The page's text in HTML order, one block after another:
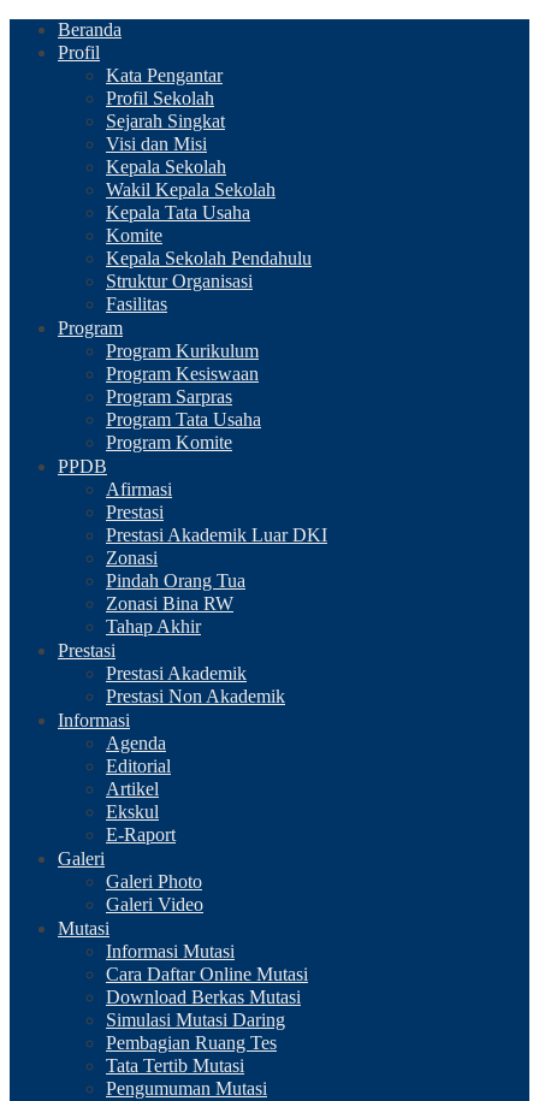
Beranda
Profil
Kata Pengantar
Profil Sekolah
Sejarah Singkat
Visi dan Misi
Kepala Sekolah
Wakil Kepala Sekolah
Kepala Tata Usaha
Komite
Kepala Sekolah Pendahulu
Struktur Organisasi
Fasilitas
Program
Program Kurikulum
Program Kesiswaan
Program Sarpras
Program Tata Usaha
Program Komite
PPDB
Afirmasi
Prestasi
Prestasi Akademik Luar DKI
Zonasi
Pindah Orang Tua
Zonasi Bina RW
Tahap Akhir
Prestasi
Prestasi Akademik
Prestasi Non Akademik
Informasi
Agenda
Editorial
Artikel
Ekskul
E-Raport
Galeri
Galeri Photo
Galeri Video
Mutasi
Informasi Mutasi
Cara Daftar Online Mutasi
Download Berkas Mutasi
Simulasi Mutasi Daring
Pembagian Ruang Tes
Tata Tertib Mutasi
Pengumuman Mutasi